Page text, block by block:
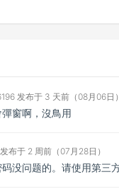
发布于 3 天前（08月06日）
窗啊，沒鳥用
布于 2 周前（07月28日）